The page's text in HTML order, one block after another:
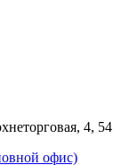
4, 54
офис)